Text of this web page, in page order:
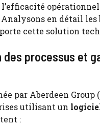
en détail les
cette solution
des processus et
par Aberdeen Group
utilisant un
: